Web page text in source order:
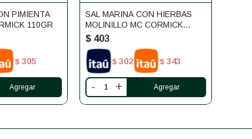
PIMIENTA
110GR
$ 305
SAL MARINA CON HIERBAS
MOLINILLO MC CORMICK
110GR
$ 403
$ 302 $ 343
- +